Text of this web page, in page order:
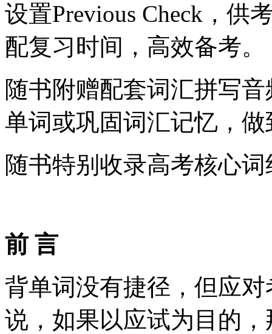
设置Previous Check，供
配复习时间，高效备考。
随书附赠配套词汇拼写
单词或巩固词汇记忆，
随书特别收录高考核心
前 言
背单词没有捷径，但应
说，如果以应试为目的